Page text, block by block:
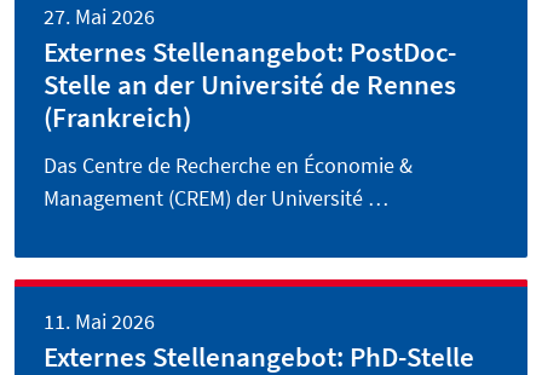
27. Mai 2026
Externes Stellenangebot: PostDoc-
Stelle an der Université de Rennes
(Frankreich)
Das Centre de Recherche en Économie &
Management (CREM) der Université …
11. Mai 2026
Externes Stellenangebot: PhD-Stelle